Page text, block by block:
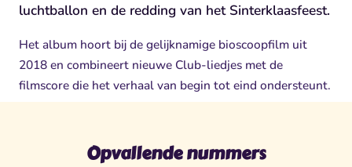
luchtballon en de redding van het Sinterklaasfeest.
Het album hoort bij de gelijknamige bioscoopfilm uit
2018 en combineert nieuwe Club-liedjes met de
filmscore die het verhaal van begin tot eind ondersteunt.
Opvallende nummers